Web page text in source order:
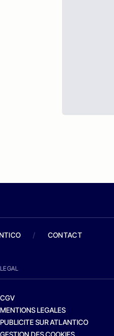
/ CONTACT
LEGAL
CGV
MENTIONS LEGALES
PUBLICITE SUR ATLANTICO
GESTION DES COOKIES